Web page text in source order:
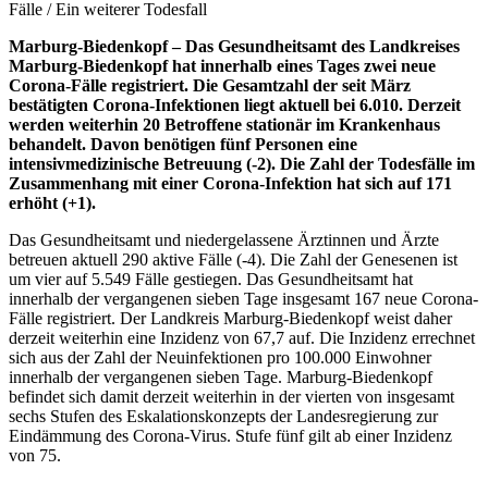
Fälle / Ein weiterer Todesfall
Marburg-Biedenkopf – Das Gesundheitsamt des Landkreises
Marburg-Biedenkopf hat innerhalb eines Tages zwei neue
Corona-Fälle registriert. Die Gesamtzahl der seit März
bestätigten Corona-Infektionen liegt aktuell bei 6.010. Derzeit
werden weiterhin 20 Betroffene stationär im Krankenhaus
behandelt. Davon benötigen fünf Personen eine
intensivmedizinische Betreuung (-2). Die Zahl der Todesfälle im
Zusammenhang mit einer Corona-Infektion hat sich auf 171
erhöht (+1).
Das Gesundheitsamt und niedergelassene Ärztinnen und Ärzte
betreuen aktuell 290 aktive Fälle (-4). Die Zahl der Genesenen ist
um vier auf 5.549 Fälle gestiegen. Das Gesundheitsamt hat
innerhalb der vergangenen sieben Tage insgesamt 167 neue Corona-
Fälle registriert. Der Landkreis Marburg-Biedenkopf weist daher
derzeit weiterhin eine Inzidenz von 67,7 auf. Die Inzidenz errechnet
sich aus der Zahl der Neuinfektionen pro 100.000 Einwohner
innerhalb der vergangenen sieben Tage. Marburg-Biedenkopf
befindet sich damit derzeit weiterhin in der vierten von insgesamt
sechs Stufen des Eskalationskonzepts der Landesregierung zur
Eindämmung des Corona-Virus. Stufe fünf gilt ab einer Inzidenz
von 75.